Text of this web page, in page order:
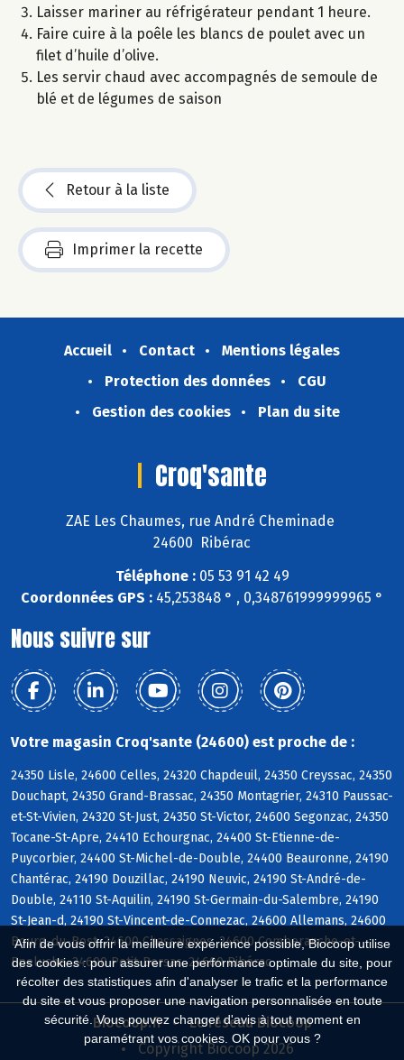
Afin de vous offrir la meilleure expérience possible, Biocoop utilise
des cookies : pour assurer une performance optimale du site, pour
récolter des statistiques afin d'analyser le trafic et la performance
du site et vous proposer une navigation personnalisée en toute
sécurité. Vous pouvez changer d'avis à tout moment en
paramétrant vos cookies. OK pour vous ?
Laisser mariner au réfrigérateur pendant 1 heure.
Faire cuire à la poêle les blancs de poulet avec un
filet d’huile d’olive.
Les servir chaud avec accompagnés de semoule de
blé et de légumes de saison
Retour à la liste
Imprimer la recette
Accueil Contact
Mentions légales
Protection des données
CGU
Gestion des cookies
Plan du site
Croq'sante
ZAE Les Chaumes, rue André Cheminade
24600 Ribérac
Téléphone :05 53 91 42 49
Coordonnées GPS : 45,253848 ° , 0,348761999999965 °
Nous suivre sur
Votre magasin Croq'sante (24600) est proche de :
24350 Lisle, 24600 Celles, 24320 Chapdeuil, 24350 Creyssac, 24350
Douchapt, 24350 Grand-Brassac, 24350 Montagrier, 24310 Paussac-
et-St-Vivien, 24320 St-Just, 24350 St-Victor, 24600 Segonzac, 24350
Tocane-St-Apre, 24410 Echourgnac, 24400 St-Etienne-de-
Puycorbier, 24400 St-Michel-de-Double, 24400 Beauronne, 24190
Chantérac, 24190 Douzillac, 24190 Neuvic, 24190 St-André-de-
Double, 24110 St-Aquilin, 24190 St-Germain-du-Salembre, 24190
St-Jean-d, 24190 St-Vincent-de-Connezac, 24600 Allemans, 24600
Bourg-du-Bost, 24600 Chassaignes, 24600 Comberanche-et-
Epeluche, 24600 Petit-Bersac, 24600 Ribérac
Biocoop.fr
Le réseau Biocoop
Copyright Biocoop 2026